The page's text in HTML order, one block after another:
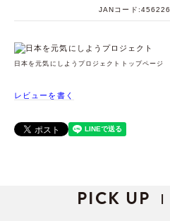
JANコード
日本を元気にしようプロジェクトトップページ
レビューを書く
PICK UP |